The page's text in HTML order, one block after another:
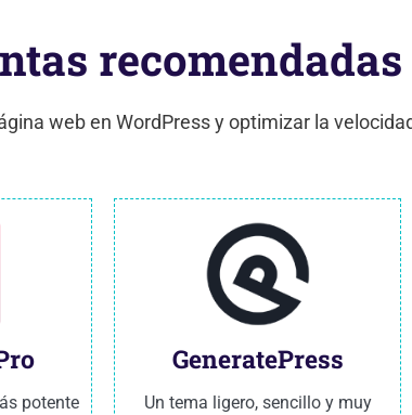
recomendadas
web en WordPress y optimizar la
potente
GeneratePress
Un tema ligero, sencillo y muy